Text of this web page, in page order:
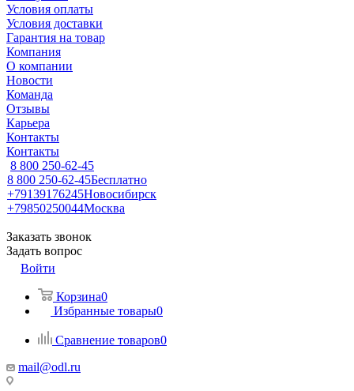
Условия оплаты
Условия доставки
Гарантия на товар
Компания
О компании
Новости
Команда
Отзывы
Карьера
Контакты
Контакты
8 800 250-62-45
8 800 250-62-45Бесплатно
+79139176245Новосибирск
+79850250044Москва
Заказать звонок
Задать вопрос
Войти
Корзина0
Избранные товары0
Сравнение товаров0
mail@odl.ru